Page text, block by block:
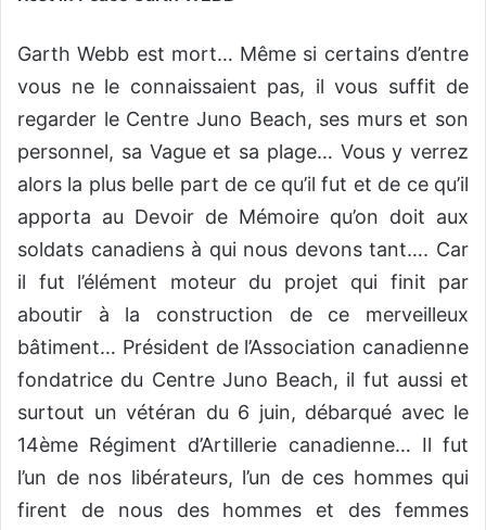
Garth Webb est mort… Même si certains d’entre
vous ne le connaissaient pas, il vous suffit de
regarder le Centre Juno Beach, ses murs et son
personnel, sa Vague et sa plage… Vous y verrez
alors la plus belle part de ce qu’il fut et de ce qu’il
apporta au Devoir de Mémoire qu’on doit aux
soldats canadiens à qui nous devons tant…. Car
il fut l’élément moteur du projet qui finit par
aboutir à la construction de ce merveilleux
bâtiment… Président de l’Association canadienne
fondatrice du Centre Juno Beach, il fut aussi et
surtout un vétéran du 6 juin, débarqué avec le
14ème Régiment d’Artillerie canadienne… Il fut
l’un de nos libérateurs, l’un de ces hommes qui
firent de nous des hommes et des femmes